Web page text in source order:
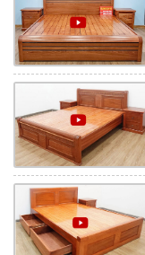
Sản
Phẩm
Khác
Thiệu
Dự
Án
Kiến
Thức